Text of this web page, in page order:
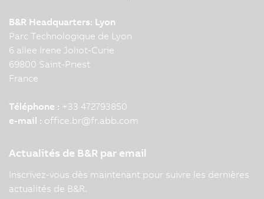
B&R Headquarters: Lyon
Parc Technologique de Lyon
6 allee Irene Joliot-Curie
69800 Saint-Priest
France
Téléphone : +33 472793850
e-mail : office.br@fr.abb.com
Actualités de B&R par email
Inscrivez-vous dès maintenant pour suivre les dernières
actualités de B&R.